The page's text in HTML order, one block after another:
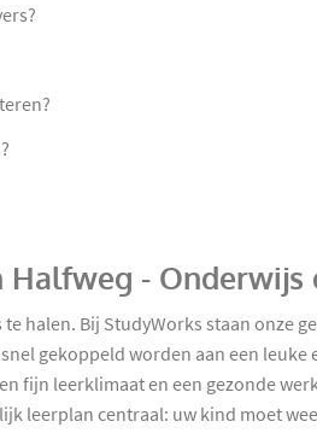
Halfweg - Onderwijs
halen. Bij StudyWorks staan onze
gekoppeld worden aan een
fijn leerklimaat en een gezonde
leerplan centraal: uw kind moet